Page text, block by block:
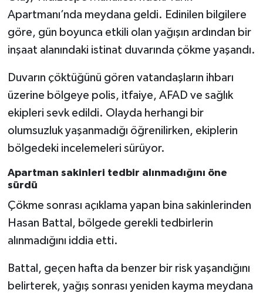
Apartmanı’nda meydana geldi. Edinilen bilgilere
göre, gün boyunca etkili olan yağışın ardından bir
inşaat alanındaki istinat duvarında çökme yaşandı.
Duvarın çöktüğünü gören vatandaşların ihbarı
üzerine bölgeye polis, itfaiye, AFAD ve sağlık
ekipleri sevk edildi. Olayda herhangi bir
olumsuzluk yaşanmadığı öğrenilirken, ekiplerin
bölgedeki incelemeleri sürüyor.
Apartman sakinleri tedbir alınmadığını öne
sürdü
Çökme sonrası açıklama yapan bina sakinlerinden
Hasan Battal, bölgede gerekli tedbirlerin
alınmadığını iddia etti.
Battal, geçen hafta da benzer bir risk yaşandığını
belirterek, yağış sonrası yeniden kayma meydana